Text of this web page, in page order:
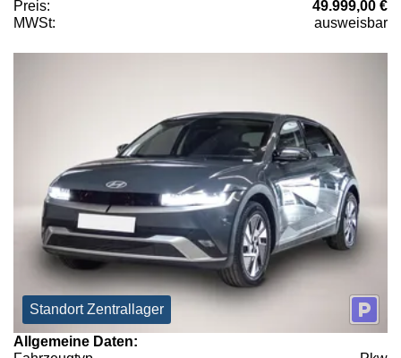
Preis:
49.999,00 €
MWSt:
ausweisbar
Standort Zentrallager
Allgemeine Daten: